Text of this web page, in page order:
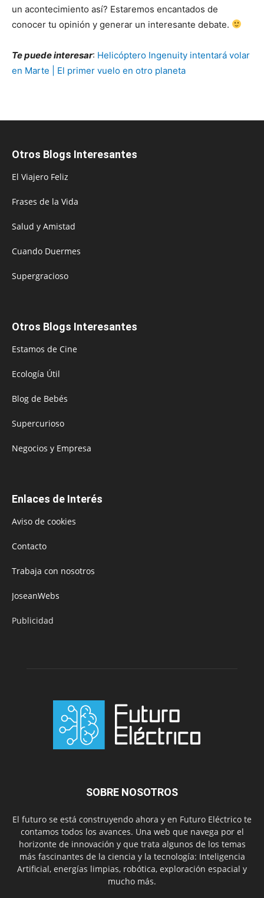
un acontecimiento así? Estaremos encantados de
conocer tu opinión y generar un interesante debate.
Te puede interesar: Helicóptero Ingenuity intentará volar
en Marte | El primer vuelo en otro planeta
Otros Blogs Interesantes
El Viajero Feliz
Frases de la Vida
Salud y Amistad
Cuando Duermes
Supergracioso
Otros Blogs Interesantes
Estamos de Cine
Ecología Útil
Blog de Bebés
Supercurioso
Negocios y Empresa
Enlaces de Interés
Aviso de cookies
Contacto
Trabaja con nosotros
JoseanWebs
Publicidad
SOBRE NOSOTROS
El futuro se está construyendo ahora y en Futuro Eléctrico te
contamos todos los avances. Una web que navega por el
horizonte de innovación y que trata algunos de los temas
más fascinantes de la ciencia y la tecnología: Inteligencia
Artificial, energías limpias, robótica, exploración espacial y
mucho más.